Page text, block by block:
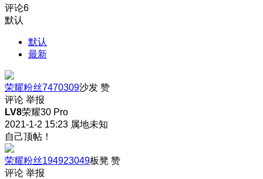
评论6
默认
默认
最新
荣耀粉丝7470309沙发 赞
评论 举报
LV8荣耀30 Pro
2021-1-2 15:23 属地未知
自己顶帖！
荣耀粉丝194923049板凳 赞
评论 举报